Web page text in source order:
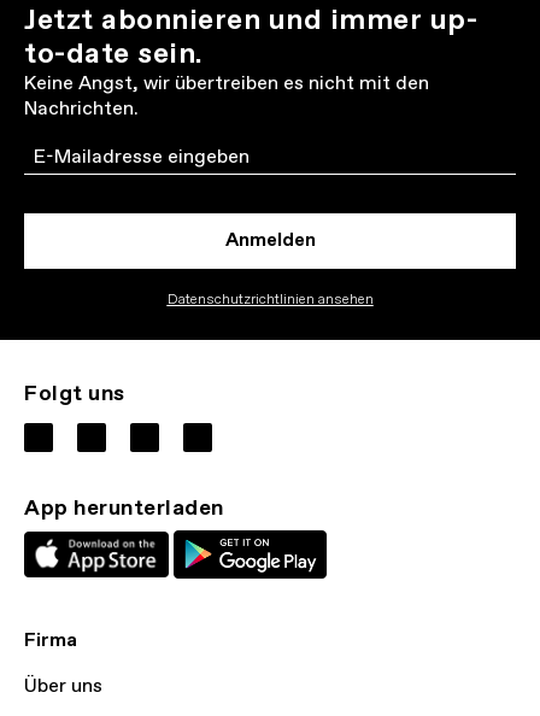
Jetzt abonnieren und immer up-
to-date sein.
Keine Angst, wir übertreiben es nicht mit den
Nachrichten.
Email
Anmelden
Datenschutzrichtlinien ansehen
Folgt uns
App herunterladen
Firma
Über uns